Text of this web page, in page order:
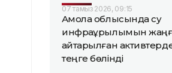
07 тамыз 2026, 09:15
Ақмола облысында су
инфрақұрылымын
қайтарылған
теңге бөлінді